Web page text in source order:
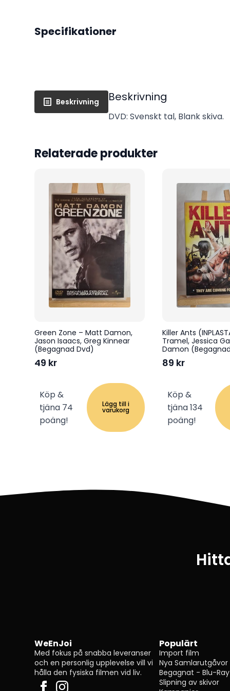
Specifikationer
Beskrivning Beskrivning
DVD: Svenskt tal, Blank skiva.
Relaterade produkter
Green Zone – Matt Damon,
Jason Isaacs, Greg Kinnear
(Begagnad Dvd)
49 kr
Köp &
tjäna 74
poäng!
Lägg till i
varukorg
Killer Ants
Tramel, Jessica
Damon
89 kr
Köp &
tjäna 134
poäng!
WeEnJoi
Med fokus på snabba leveranser
och en personlig upplevelse vill vi
hålla den fysiska filmen vid liv.
Populärt
Import film
Nya Samlarutgåvor
Begagnat - Blu-Ray
Slipning av skivor